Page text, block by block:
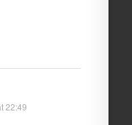
22:49